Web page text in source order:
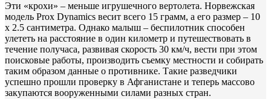
Эти «крохи» – меньше игрушечного вертолета. Норвежская
модель Prox Dynamics весит всего 15 грамм, а его размер – 10
х 2.5 сантиметра. Однако малыш – беспилотник способен
улететь на расстояние в один километр и путешествовать в
течение получаса, развивая скорость 30 км/ч, вести при этом
поисковые работы, производить съемку местности и собирать
таким образом данные о противнике. Такие разведчики
успешно прошли проверку в Афганистане и теперь массово
закупаются вооруженными силами разных стран.